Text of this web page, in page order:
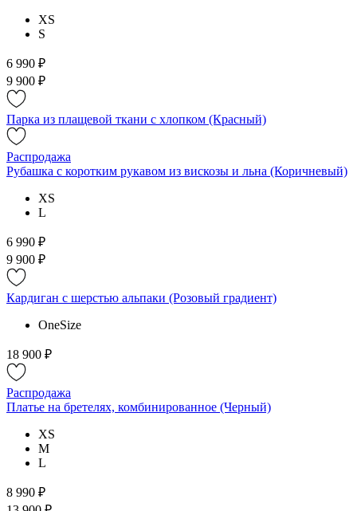
XS
S
6 990 ₽
9 900 ₽
Парка из плащевой ткани с хлопком (Красный)
Распродажа
Рубашка с коротким рукавом из вискозы и льна (Коричневый)
XS
L
6 990 ₽
9 900 ₽
Кардиган с шерстью альпаки (Розовый градиент)
OneSize
18 900 ₽
Распродажа
Платье на бретелях, комбинированное (Черный)
XS
M
L
8 990 ₽